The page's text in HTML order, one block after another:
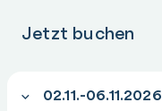
Jetzt buchen
02.11.-06.11.2026